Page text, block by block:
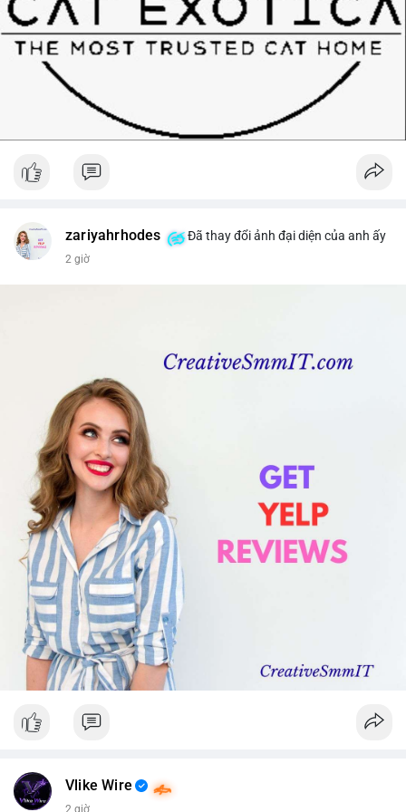
zariyahrhodes Đã thay đổi ảnh đại diện của anh ấy
2 giờ
Vlike Wire